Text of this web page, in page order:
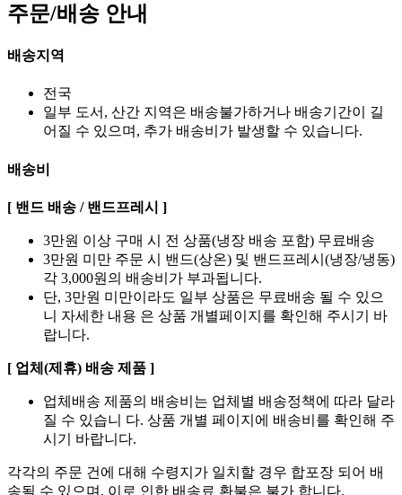
주문/배송 안내
배송지역
전국
일부 도서, 산간 지역은 배송불가하거나 배송기간이 길
어질 수 있으며, 추가 배송비가 발생할 수 있습니다.
배송비
[ 밴드 배송 / 밴드프레시 ]
3만원 이상 구매 시 전 상품(냉장 배송 포함) 무료배송
3만원 미만 주문 시 밴드(상온) 및 밴드프레시(냉장/냉동)
각 3,000원의 배송비가 부과됩니다.
단, 3만원 미만이라도 일부 상품은 무료배송 될 수 있으
니 자세한 내용 은 상품 개별페이지를 확인해 주시기 바
랍니다.
[ 업체(제휴) 배송 제품 ]
업체배송 제품의 배송비는 업체별 배송정책에 따라 달라
질 수 있습니 다. 상품 개별 페이지에 배송비를 확인해 주
시기 바랍니다.
각각의 주문 건에 대해 수령지가 일치할 경우 합포장 되어 배
송될 수 있으며, 이로 인한 배송료 환불은 불가 합니다.